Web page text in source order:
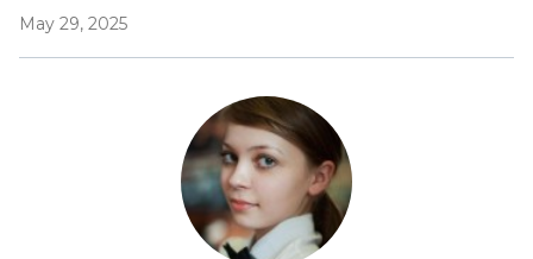
May 29, 2025